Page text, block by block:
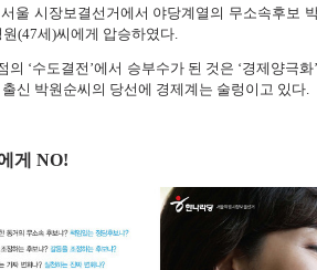
울 시장보결선거에서 야당계열의 무소속후보
(47세)씨에게 압승하였다.
‘수도결전’에서 승부수가 된 것은 ‘경제양극
신 박원순씨의 당선에 경제계는 술렁이고 있다.
게 NO!